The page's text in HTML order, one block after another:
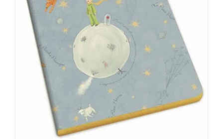
opzioni
possono
essere
scelte
nella
del
prodotto